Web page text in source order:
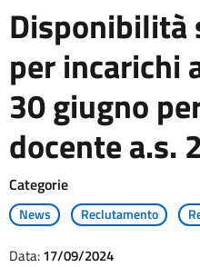
Disponibilità
per incarichi
30 giugno
docente a.s.
Categorie
News Reclutamento
Data:17/09/2024